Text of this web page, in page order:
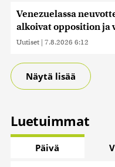
Venezuelassa
alkoivat opposition
Uutiset | 7.8.2026 6:12
Näytä lisää
Luetuimmat
Päivä